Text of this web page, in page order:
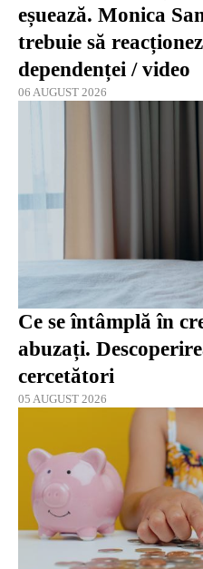
eșuează. Monica
trebuie să
dependenței / video
06 AUGUST 2026
Ce se întâmplă în
abuzați.
cercetători
05 AUGUST 2026